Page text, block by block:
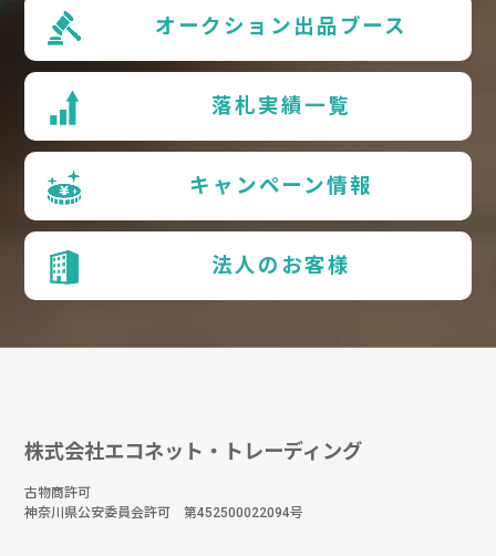
オークション出品ブース
落札実績一覧
キャンペーン情報
法人のお客様
株式会社エコネット・トレーディング
古物商許可
神奈川県公安委員会許可 第452500022094号